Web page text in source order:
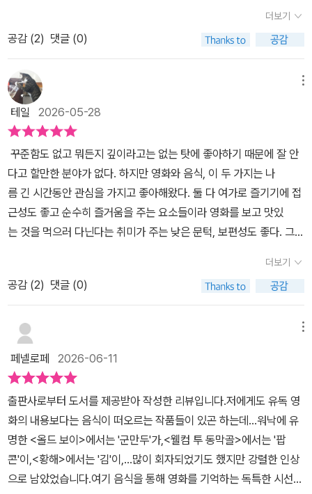
걀을, 그것도 풀지도 않고 바로 깨어 넣다니, 나는 그 장면에서 정말
소스라치게 놀랐고 심지어 가벼운 불쾌함마저 느꼈ㄷ. 이런 볶음밥을
만들면서 주인공이 '중국식'이라 너스레를 떤다고? ··· 중국식 볶음밥
이 엄청나게 까다롭고 어려운 음식이냐면 그렇지도 않다. 가정용 화
력에서 웍 없이도 재현할 수 있다. 핵심은 달걀을 조리하는 요령과 타
이밍인데 차근차근 살펴보자.' (29-32p)영화 속 음식은, 단순한 소품
을 넘어 캐릭터의 정서와 서사를 완성하는 최고의 신스틸러가 아닌가
싶어요. 저자의 생각에 완전 공감했던 영화는 <웰컴 투 동막골 (200
5)>에서 팝콘이 빵빵 터지는 장면이네요. 개연성은 떨어져도 관객 모
두가 한마음이 되어 활짝 웃을 수 있는 순간이라서 명장면으로 꼽을
수 있네요. 머리에 꽃을 꽂은 여일(강혜정 분)의 해맑은 표정이 눈에
선하네요. 아름다우면서도 한편으론 울컥해지는, 추억의 영화네요.'전
쩐대. 하지만 목숨이 걸린 팽팽한 대치도 시간이 흐르면 느슨해지는
을 떨어뜨린다. 아, 이렇게 다 죽는 건가? 러닝타임이 93분이나 남았
분)이 잡아, 말린 옥수수가 잔뜩 걸린 헛간으로 던져버린다. 뻥! 그렇
게 동막골에 팝콘 눈이 쏟아지며 영화 초반 약 3분의 1 분량인 40분
동안 쌓아온 긴장이 해소된다. 음, 좀 싱겁겠는데, 옥수수 알갱이가 뻥
터지면 팝콘이 되기는 하지만 간을 해야 완성된다. 약간 짭짤하다 싶
게 소금 간을 해야 진정한 팝콘이라 할 수 있다. 워낙 발상 자체가 기
발한지라 그냥 깔깔 웃고 넘어갈 수 있지만 당시 한국에 팝콘용 옥수
수가 없었을 가능성이 매우 높다. ··· 엄밀히 따지면 개연성이 정말 떨
은 사건의 실마리를 쥐고 있기도 하고, 인물의 성격을 보여주기도 하
며, 긴장감을 한껏 고조시키는 역할도 한다. 일촉즉발의 상황에서 잠
히 담겨 있어 관객들이 공감하게 만들기도 한다. 돌아보면 삶의 중요
한 모든 순간에 음식이 함께 했다. 어린 시절 처음 가족끼리 외식이라
는 걸 했던 동네의 경양식 집, 동생은 느끼하다고 했지만 나는 너무 맛
있었던 돈까스에 대한 기억은 아직도 선명하다. 그리고 대학에 입학
했을 때, 처음으로 독립했을 때, 첫 직장에서 첫번째 월급을 받았을
때, 첫 남자친구와 근사한 데이트를 했을 때 등등... 뭔가 기념할 만한
일이 생기거나, 오래 기억해두고 싶은 순간에 우리는 좋은 사람들과
맛있는 걸 먹으러 간다. 이는 영화 속에서 펼쳐지는 순간들에도 음식
이 필연적으로 등장할 수밖에 없는 이유이기도 하다. 아무래도 음식
은 회의가 들었다. 얼마나 많은 이들이 저 장면, 특히 달걀로 클라리사
의 마음을 헤아릴 수 있을까? 특히 황백지단의 식문화가 거의 사라져
버린 우리에게는 낯설고 공감을 못할 가능성이 매우 높다. 그나마 서
양 요리 세계에서 달걀의 흰자와 노른자 분리는 아직도 굉장히 흔한
일이니 좀 나을까? 달걀의 흰자는 수분과 단백질로 이루어져 있고,
노른자는 지방이 대부분이다. 두 구성 요소의 성질이 확연하게 다르
므로 음식과 요리에서도 역할이 분명하게 갈린다. p.245~
246좋은 영화를 보고 길을 나서면 언제나 그 여운에 마음 한구석이
싱숭생숭해진다. 그러고 집에 돌아와 영화 속 장면들을 떠올리며 인
물들이 먹었던 음식을 요리해 먹어보는 것도 좋을 것이다. <올드 보
이>의 군만두를 비롯해서 박찬욱 감독의 영화에서는 음식이 유달리
두드러져 보인다는 느낌을 받는다. 서사에서 중요한 역할을 맡기도
만한 내용, 아니 작품들로 가득했다.우선 <기생충>의 소고기 짜장라
면에 몰입했던 나와 달리 주류부터 놓치지 않고 점검해준다. 여기서
끝이 아니다. <설국열차> 와 옥자로 이어지는 봉준호 감독이 보여주
는 음식의 디테일에 대한 분석도 좋았다. 하지만 바선생을 포함해 그
렇게나 많은 벌레들이 어떻게 조리되어 섭취되는 것까진 알고 싶지
않았다(면서 다 읽고 또 상상도 함). 개인적으로 네 번이나 보았던 <
디 아더스>는 남편을 위해 굽는 생일 케이크가 등장하리라 생각했던
예상을 깨고 ‘달걀 깨기’로 여성의 억압과 지금껏 잘못 알려진 모서리
에 쳐서 깨기(소리내어 읽기는 민망함)가 아닌 제대로 달걀 깨는 법도
알려준다. 볶음밥(헤어질 결심 편 참조)에 이어 큰 깨달음까지 느끼게
해준 부분이었다. 그리고 하이라이트는 역시 저자와 내가 정확하게
호평만찬인 <라따뚜이> 그리고 <퍼펙트데이>. 전작은 정말이지 후
속편 말고 다양한 굿즈를 내놓았음 좋겠다. 신혼 때 값비싼 식기나 조
리기구 대신 남편에게 ‘라따뚜이 소품함’을 요구한 내게는 어설픈 래
에 수록된 문장으로 마무리 하고 싶다.매일매일꼭 챙겨 마시는 이 세
음료만으로도 남자의 삶은 충분히 지탱되고 있으니, 그는 어느 출근
길 니나 시몬의 ‘필링 굿‘을 들으며 환회를 비롯한 온갖 감정에 젖는
다. 그리고 단지 표정만으로 ‘이것만으로도 훌륭하다. 아니, 완벽하
다‘고 말한다. 진짜 완벽한 나날들인지는 중요하지 않다. 내가 그렇게
느낄 수 있는지 여부가진짜 중요하다고 남자의 다채로운 표정이 역설
한다. 283쪽#필름위의만찬 #이용재 #영화 #음식에세이 #추천
더보기
공감 (2) 댓글 (0)
테일 2026-05-28
꾸준함도 없고 뭐든지 깊이라고는 없는 탓에 좋아하기 때문에 잘 안
다고 할만한 분야가 없다. 하지만 영화와 음식, 이 두 가지는 나
름 긴 시간동안 관심을 가지고 좋아해왔다. 둘 다 여가로 즐기기에 접
근성도 좋고 순수히 즐거움을 주는 요소들이라 영화를 보고 맛있
는 것을 먹으러 다닌다는 취미가 주는 낮은 문턱, 보편성도 좋다. 그런
는 것들을 모아 한 단계 더 상향시켜놓은 결과물이 아닌가. 영화도 음
식도 책도 좋아하는 사람이라면 [필름 위의 만찬]을 그냥 지나칠 수
는 없을 것이다. 마찬가지로 반가운 마음과 즐거운 기대를 품고 만찬
을 즐겨보았다.미리 덧붙이자면 책을 읽으며 알게 된 충격적인 사
물 때문에 채식주의자들이 피해야하는 메뉴라는 것이었다. 감자튀
김 정도는 채식의 범위에 거뜬히 들어갈 것이라 예상했었는데 아니었
다니, 나중에 감자튀김을 사게되면 밀, 계란, 우유 등 첨가주의 문구
가 있는지 확인해보고 싶어졌다. 우리가 만나보았던 영화 속에서 깊
은 인상을 남겼던 음식을 떠올려보자. 요리와 음식이 주제가 되는 유
명한 영화들도 있고, 한 장면 나왔을 뿐인데도 인상깊게 남는 음식
도 있을 것이다. 가장 처음 나의 구미를 당긴 것은 만나고 싶은데 만
더보기
공감 (2) 댓글 (0)
페넬로페 2026-06-11
출판사로부터 도서를 제공받아 작성한 리뷰입니다.저에게도 유독 영
화의 내용보다는 음식이 떠오르는 작품들이 있곤 하는데...워낙에 유
명한 <올드 보이>에서는 '군만두'가,<웰컴 투 동막골>에서는 '팝
콘'이,<황해>에서는 '김'이,...많이 회자되었기도 했지만 강렬한 인상
으로 남았었습니다.​여기 음식을 통해 영화를 기억하는 독특한 시선의